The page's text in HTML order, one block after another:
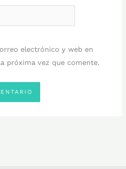
electrónico y web en
próxima vez que comente.